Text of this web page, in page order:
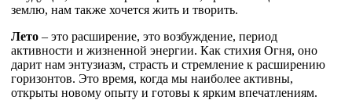
землю, нам также хочется жить и творить.
Лето – это расширение, это возбуждение, период
активности и жизненной энергии. Как стихия Огня, оно
дарит нам энтузиазм, страсть и стремление к расширению
горизонтов. Это время, когда мы наиболее активны,
открыты новому опыту и готовы к ярким впечатлениям.